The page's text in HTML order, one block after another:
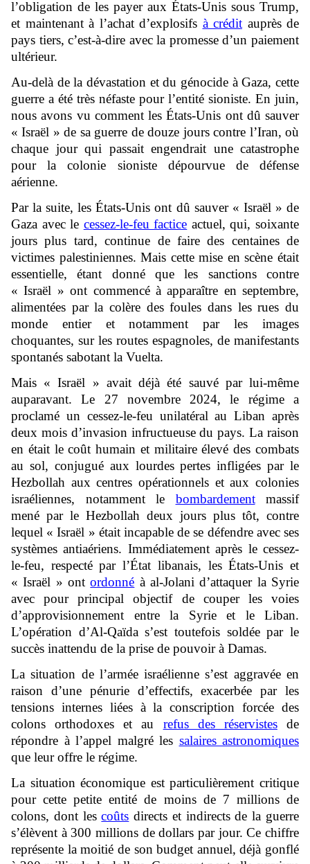
l’obligation de les payer aux États-Unis sous Trump,
et maintenant à l’achat d’explosifs à crédit auprès de
pays tiers, c’est-à-dire avec la promesse d’un paiement
ultérieur.
Au-delà de la dévastation et du génocide à Gaza, cette
guerre a été très néfaste pour l’entité sioniste. En juin,
nous avons vu comment les États-Unis ont dû sauver
« Israël » de sa guerre de douze jours contre l’Iran, où
chaque jour qui passait engendrait une catastrophe
pour la colonie sioniste dépourvue de défense
aérienne.
Par la suite, les États-Unis ont dû sauver « Israël » de
Gaza avec le cessez-le-feu factice actuel, qui, soixante
jours plus tard, continue de faire des centaines de
victimes palestiniennes. Mais cette mise en scène était
essentielle, étant donné que les sanctions contre
« Israël » ont commencé à apparaître en septembre,
alimentées par la colère des foules dans les rues du
monde entier et notamment par les images
choquantes, sur les routes espagnoles, de manifestants
spontanés sabotant la Vuelta.
Mais « Israël » avait déjà été sauvé par lui-même
auparavant. Le 27 novembre 2024, le régime a
proclamé un cessez-le-feu unilatéral au Liban après
deux mois d’invasion infructueuse du pays. La raison
en était le coût humain et militaire élevé des combats
au sol, conjugué aux lourdes pertes infligées par le
Hezbollah aux centres opérationnels et aux colonies
israéliennes, notamment le bombardementmassif
mené par le Hezbollah deux jours plus tôt, contre
lequel « Israël » était incapable de se défendre avec ses
systèmes antiaériens. Immédiatement après le cessez-
le-feu, respecté par l’État libanais, les États-Unis et
« Israël » ontordonné à al-Jolani d’attaquer la Syrie
avec pour principal objectif de couper les voies
d’approvisionnement entre la Syrie et le Liban.
L’opération d’Al-Qaïda s’est toutefois soldée par le
succès inattendu de la prise de pouvoir à Damas.
La situation de l’armée israélienne s’est aggravée en
raison d’une pénurie d’effectifs, exacerbée par les
tensions internes liées à la conscription forcée des
colons orthodoxes et au refus des réservistesde
répondre à l’appel malgré les salaires astronomiques
que leur offre le régime.
La situation économique est particulièrement critique
pour cette petite entité de moins de 7 millions de
colons, dont lescoûts directs et indirects de la guerre
s’élèvent à 300 millions de dollars par jour. Ce chiffre
représente la moitié de son budget annuel, déjà gonflé